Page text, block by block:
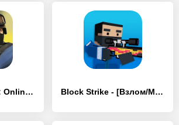
Critical Strike CS: Online FPS - [Взлом/МОД Все открыто] Block Strike - [Взлом/МОД Много денег]